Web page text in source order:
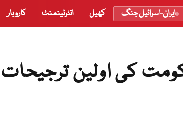
ایران-اسرائیل جنگ کھیل انٹرٹینمنٹ کاروبار
کی اولین ترجیحات